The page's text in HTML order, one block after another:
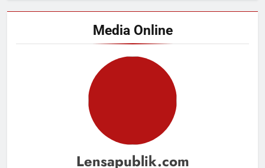
Media Online
Lensapublik.com